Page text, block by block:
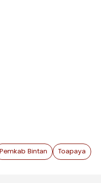
Pemkab Bintan Toapaya